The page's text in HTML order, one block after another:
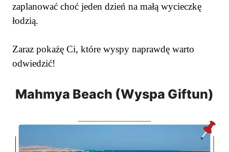
zaplanować choć jeden dzień na małą wycieczkę
łodzią.
Zaraz pokażę Ci, które wyspy naprawdę warto
odwiedzić!
Mahmya Beach (Wyspa Giftun)